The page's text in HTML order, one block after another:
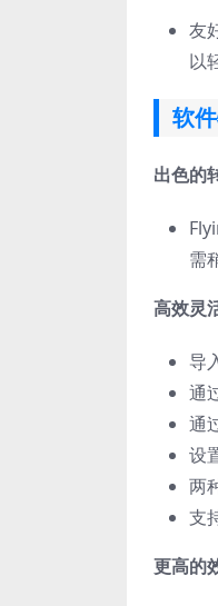
友
以
软
出色的
需
高效灵
导
通
通
设
两
支
更高的